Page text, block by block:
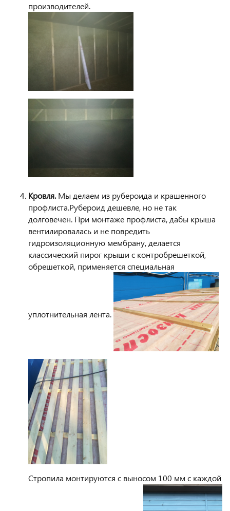
производителей.
Кровля.Мы делаем из рубероида и крашенного
профлиста.Рубероид дешевле, но не так
долговечен. При монтаже профлиста, дабы крыша
вентилировалась и не повредить
гидроизоляционную мембрану, делается
классический пирог крыши с контробрешеткой,
обрешеткой, применяется специальная
уплотнительная лента.
Стропила монтируются с выносом 100 мм с каждой